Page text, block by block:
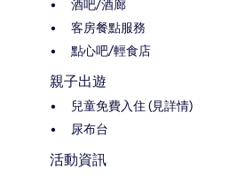
酒吧/酒廊
客房餐點服務
點心吧/輕食店
親子出遊
兒童免費入住 (見詳情)
尿布台
活動資訊